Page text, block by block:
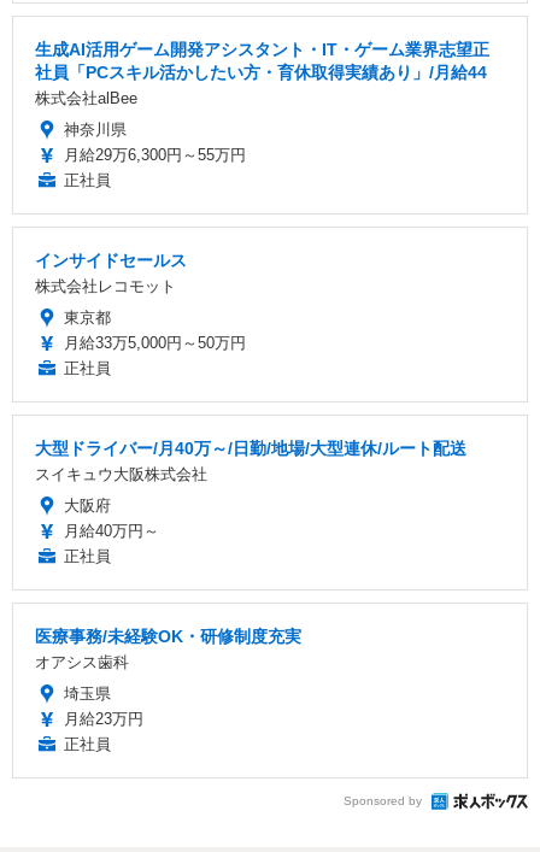
生成AI活用ゲーム開発アシスタント・IT・ゲーム業界志望正
社員「PCスキル活かしたい方・育休取得実績あり」/月給44
株式会社alBee
神奈川県
月給29万6,300円～55万円
正社員
インサイドセールス
株式会社レコモット
東京都
月給33万5,000円～50万円
正社員
大型ドライバー/月40万～/日勤/地場/大型連休/ルート配送
スイキュウ大阪株式会社
大阪府
月給40万円～
正社員
医療事務/未経験OK・研修制度充実
オアシス歯科
埼玉県
月給23万円
正社員
Sponsored by